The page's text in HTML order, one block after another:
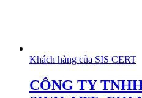
Khách hàng của SIS CERT
CÔNG TY